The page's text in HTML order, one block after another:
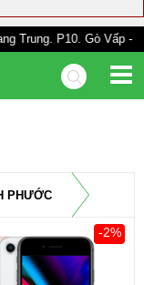
Gò Vấp - 528A
PHƯỚC
-2%